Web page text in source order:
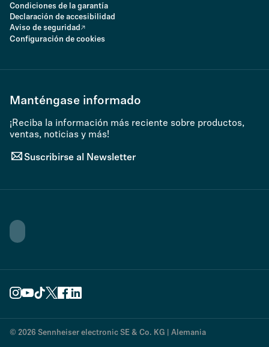
Condiciones de la garantía
Declaración de accesibilidad
Aviso de seguridad
Configuración de cookies
Manténgase informado
¡Reciba la información más reciente sobre productos,
ventas, noticias y más!
Suscribirse al Newsletter
© 2026 Sennheiser electronic SE & Co. KG | Alemania